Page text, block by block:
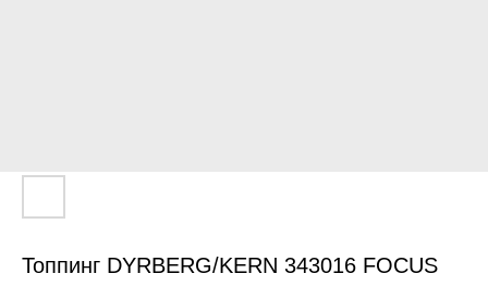
Топпинг DYRBERG/KERN 343016 FOCUS